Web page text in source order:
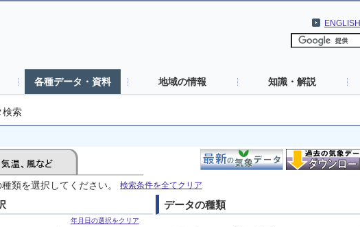
ENGLISH
各種データ・資料 地域の情報 知識・解説
検索
類を選択してください。 検索条件を全てクリア
年月日の選択をクリア
データの種類